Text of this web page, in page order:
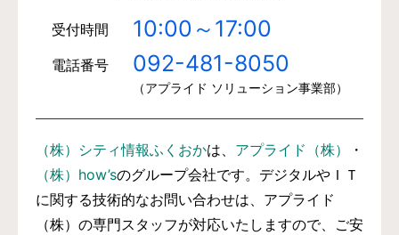
受付時間 10:00～17:00
電話番号 092-481-8050
（アプライド ソリューション事業部）
（株）シティ情報ふくおかは、 アプライド（株）
・
（株）how’sのグループ会社です。デジタルやＩＴ
に関する技術的なお問い合わせは、アプライド
（株）の専門スタッフが対応いたしますので、ご安